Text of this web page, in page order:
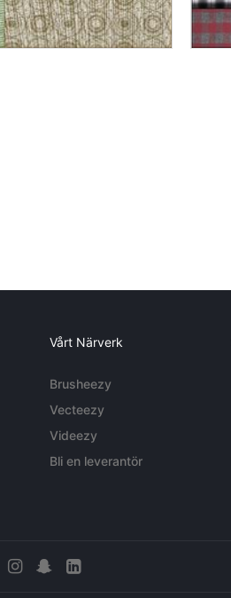
Vårt Närverk
Brusheezy
Vecteezy
Videezy
Bli en leverantör